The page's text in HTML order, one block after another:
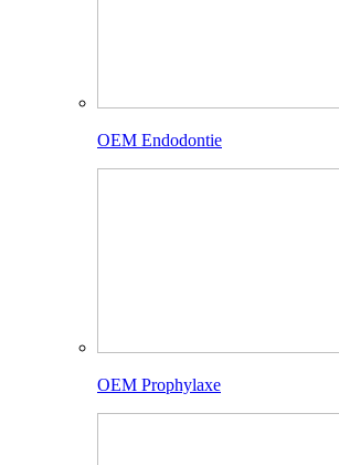
OEM Endodontie
OEM Prophylaxe